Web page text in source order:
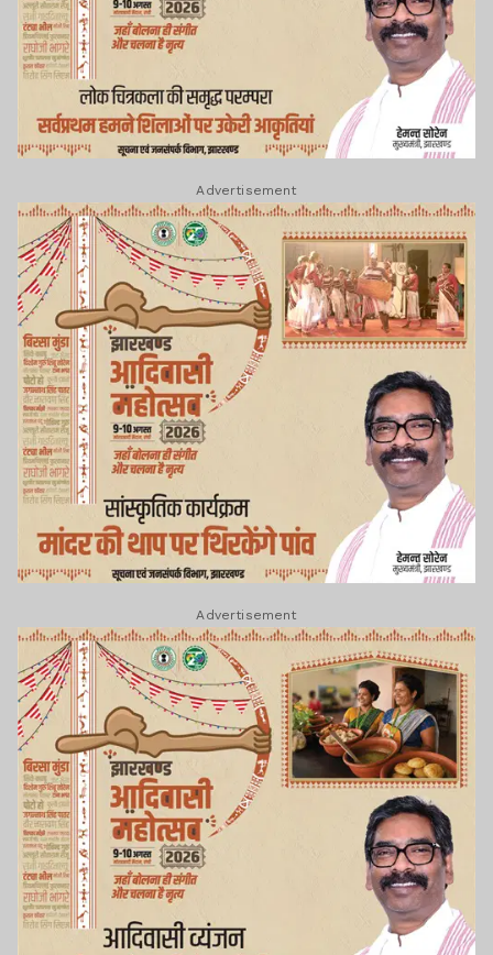
Advertisement
Advertisement